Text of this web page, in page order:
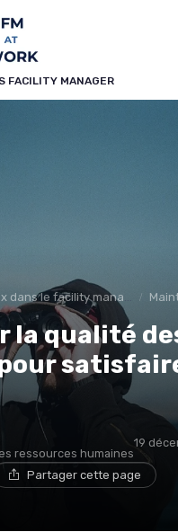
FACILITY MANAGER
dans le facility management
la qualité
ressources humaines
19
Partager cette page
des cookies